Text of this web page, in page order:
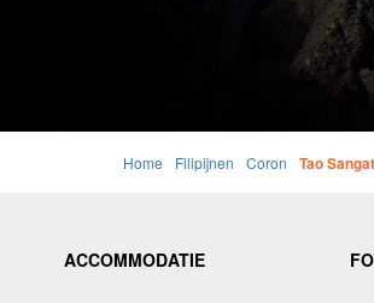
Home Filipijnen Coron Tao
ACCOMMODATIE